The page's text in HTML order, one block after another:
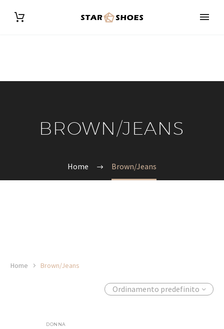
BROWN/JEANS
Home Brown/Jeans
Home Brown/Jeans
Ordinamento predefinito
DONNA